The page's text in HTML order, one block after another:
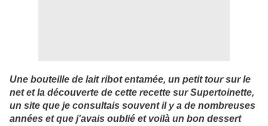
Une bouteille de lait ribot entamée, un petit tour sur le
net et la découverte de cette recette sur Supertoinette,
un site que je consultais souvent il y a de nombreuses
années et que j'avais oublié et voilà un bon dessert